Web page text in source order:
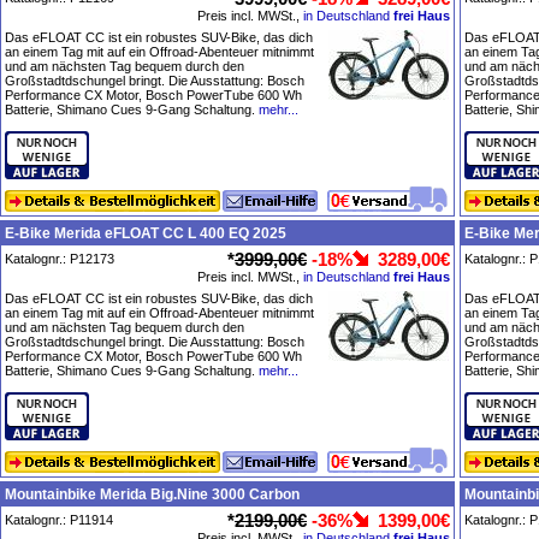
Preis incl. MWSt., in Deutschland frei Haus
Das eFLOAT CC ist ein robustes SUV-Bike, das dich
an einem Tag mit auf ein Offroad-Abenteuer mitnimmt
und am nächsten Tag bequem durch den
Großstadtdschungel bringt. Die Ausstattung: Bosch
Performance CX Motor, Bosch PowerTube 600 Wh
Batterie, Shimano Cues 9-Gang Schaltung. mehr...
Das
an einem
und am
Batterie,
E-Bike Merida eFLOAT CC L 400 EQ 2025
Katalognr.: P12173 *3999,00€ -18% 3289,00€
Preis incl. MWSt., in Deutschland frei Haus
Das eFLOAT CC ist ein robustes SUV-Bike, das dich
an einem Tag mit auf ein Offroad-Abenteuer mitnimmt
und am nächsten Tag bequem durch den
Großstadtdschungel bringt. Die Ausstattung: Bosch
Performance CX Motor, Bosch PowerTube 600 Wh
Batterie, Shimano Cues 9-Gang Schaltung. mehr...
E-Bike
Katalognr.:
Das
an einem
und am
Batterie,
Mountainbike Merida Big.Nine 3000 Carbon
Katalognr.: P11914 *2199,00€ -36% 1399,00€ Katalognr.: